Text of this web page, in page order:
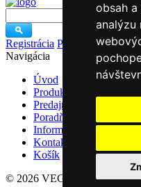
obsah a
analýzu
Registrácia Prihlásenie
Navigácia
Úvod
Produkty
Predajne
Poradňa
Informácie
Kontakt
Košík
© 2026 VEGAS Group s.r.o..